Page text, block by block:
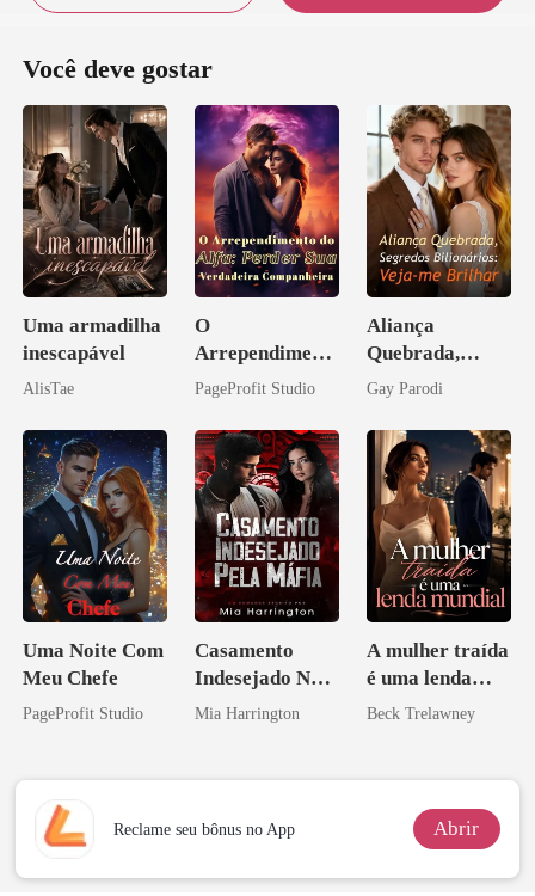
Você deve gostar
Uma armadilha
inescapável
AlisTae
O
Arrependiment
o do Alfa:
Verdadeira
Companheira
PageProfit Studio
Aliança
Quebrada,
Segredos
Veja-me Brilhar
Gay Parodi
Uma Noite Com
Meu Chefe
PageProfit Studio
Casamento
Indesejado Na
Máfia
Mia Harrington
A mulher traída
é uma lenda
mundial
Beck Trelawney
Reclame seu bônus no App Abrir